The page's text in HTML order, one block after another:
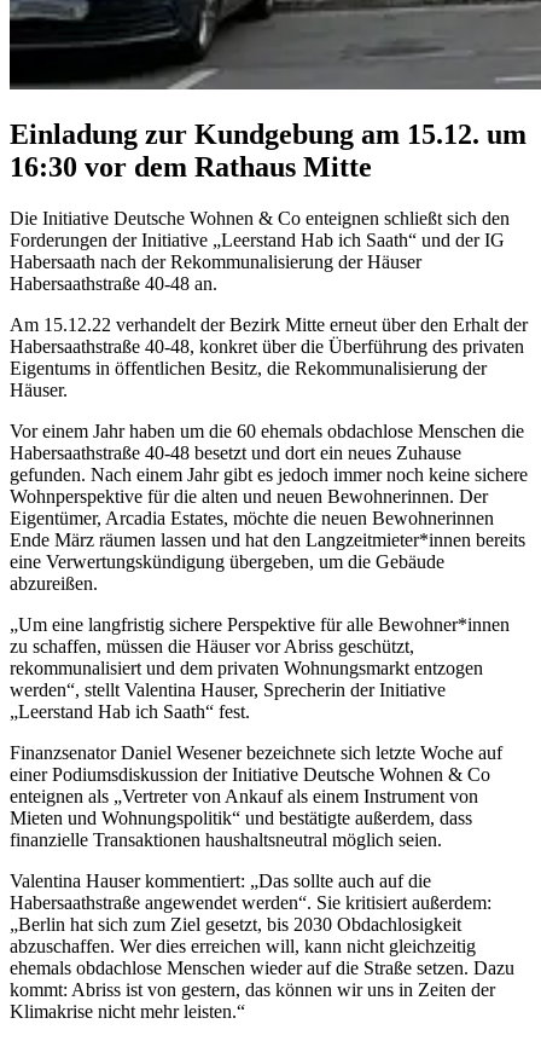
Einladung zur Kundgebung am 15.12. um
16:30 vor dem Rathaus Mitte
Die Initiative Deutsche Wohnen & Co enteignen schließt sich den
Forderungen der Initiative „Leerstand Hab ich Saath“ und der IG
Habersaath nach der Rekommunalisierung der Häuser
Habersaathstraße 40-48 an.
Am 15.12.22 verhandelt der Bezirk Mitte erneut über den Erhalt der
Habersaathstraße 40-48, konkret über die Überführung des privaten
Eigentums in öffentlichen Besitz, die Rekommunalisierung der
Häuser.
Vor einem Jahr haben um die 60 ehemals obdachlose Menschen die
Habersaathstraße 40-48 besetzt und dort ein neues Zuhause
gefunden. Nach einem Jahr gibt es jedoch immer noch keine sichere
Wohnperspektive für die alten und neuen Bewohnerinnen. Der
Eigentümer, Arcadia Estates, möchte die neuen Bewohnerinnen
Ende März räumen lassen und hat den Langzeitmieter*innen bereits
eine Verwertungskündigung übergeben, um die Gebäude
abzureißen.
„Um eine langfristig sichere Perspektive für alle Bewohner*innen
zu schaffen, müssen die Häuser vor Abriss geschützt,
rekommunalisiert und dem privaten Wohnungsmarkt entzogen
werden“, stellt Valentina Hauser, Sprecherin der Initiative
„Leerstand Hab ich Saath“ fest.
Finanzsenator Daniel Wesener bezeichnete sich letzte Woche auf
einer Podiumsdiskussion der Initiative Deutsche Wohnen & Co
enteignen als „Vertreter von Ankauf als einem Instrument von
Mieten und Wohnungspolitik“ und bestätigte außerdem, dass
finanzielle Transaktionen haushaltsneutral möglich seien.
Valentina Hauser kommentiert: „Das sollte auch auf die
Habersaathstraße angewendet werden“. Sie kritisiert außerdem:
„Berlin hat sich zum Ziel gesetzt, bis 2030 Obdachlosigkeit
abzuschaffen. Wer dies erreichen will, kann nicht gleichzeitig
ehemals obdachlose Menschen wieder auf die Straße setzen. Dazu
kommt: Abriss ist von gestern, das können wir uns in Zeiten der
Klimakrise nicht mehr leisten.“